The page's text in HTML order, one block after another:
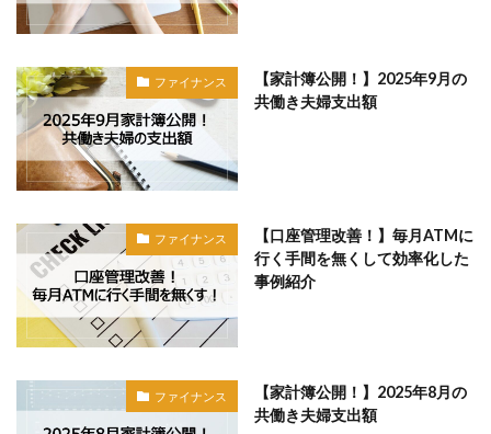
ファイナンス
【家計簿公開！】2025年9月の
共働き夫婦支出額
ファイナンス
【口座管理改善！】毎月ATMに
行く手間を無くして効率化した
事例紹介
ファイナンス
【家計簿公開！】2025年8月の
共働き夫婦支出額